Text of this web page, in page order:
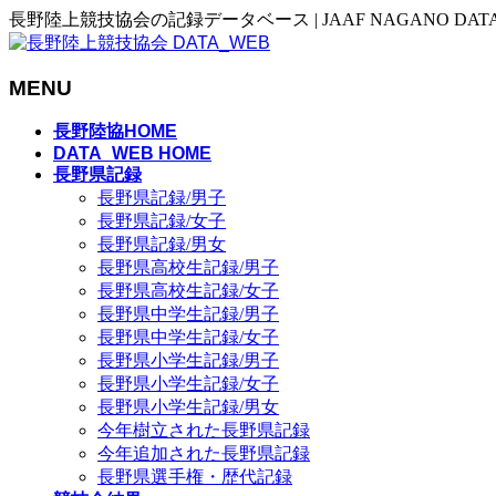
長野陸上競技協会の記録データベース | JAAF NAGANO
MENU
長野陸協HOME
DATA_WEB HOME
長野県記録
長野県記録/男子
長野県記録/女子
長野県記録/男女
長野県高校生記録/男子
長野県高校生記録/女子
長野県中学生記録/男子
長野県中学生記録/女子
長野県小学生記録/男子
長野県小学生記録/女子
長野県小学生記録/男女
今年樹立された長野県記録
今年追加された長野県記録
長野県選手権・歴代記録